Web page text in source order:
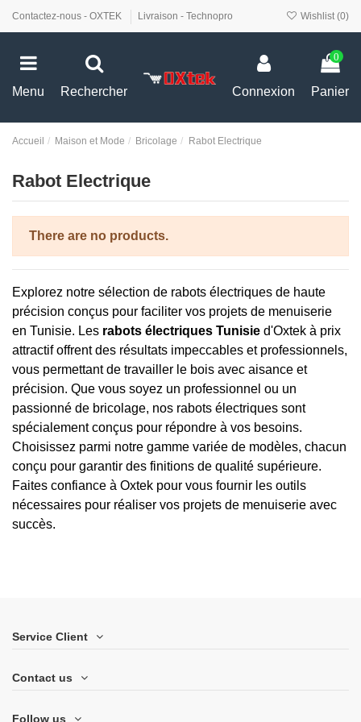
Contactez-nous - OXTEK Livraison - Technopro Wishlist (0)
Menu Rechercher Connexion
0
Panier
Accueil Maison et Mode Bricolage Rabot Electrique
Rabot Electrique
There are no products.
Explorez notre sélection de rabots électriques de haute
précision conçus pour faciliter vos projets de menuiserie
en Tunisie. Les rabots électriques Tunisie d'Oxtek à prix
attractif offrent des résultats impeccables et professionnels,
vous permettant de travailler le bois avec aisance et
précision. Que vous soyez un professionnel ou un
passionné de bricolage, nos rabots électriques sont
spécialement conçus pour répondre à vos besoins.
Choisissez parmi notre gamme variée de modèles, chacun
conçu pour garantir des finitions de qualité supérieure.
Faites confiance à Oxtek pour vous fournir les outils
nécessaires pour réaliser vos projets de menuiserie avec
succès.
Service Client
Contact us
Follow us